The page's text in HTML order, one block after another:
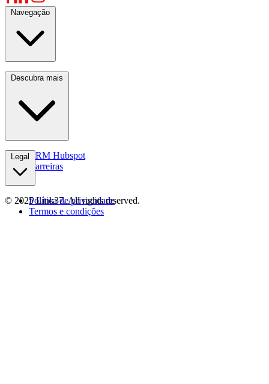
Navegação
Serviços
Recursos
Sobre nós
Contactos
Descubra mais
CRM Hubspot
Carreiras
Legal
Política de privacidade
Termos e condições
© 2025 Link37. All rights reserved.